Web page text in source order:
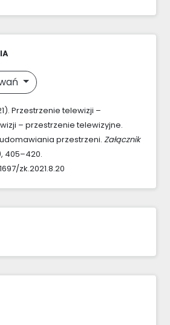
Przestrzenie telewizji –
– przestrzenie telewizyjne.
przestrzeni. Załącznik
405–420.
zk.2021.8.20